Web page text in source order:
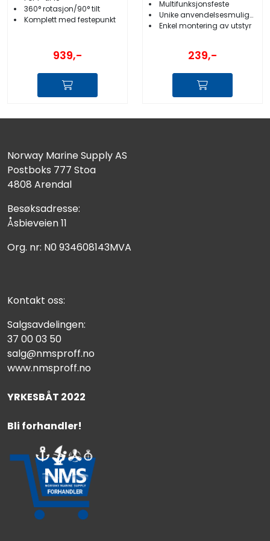
360° rotasjon/90° tilt
Komplett med festepunkt
939,-
Multifunksjonsfeste
Unike anvendelsesmuligheter
Enkel montering av utstyr
239,-
Norway Marine Supply AS
Postboks 777 Stoa
4808 Arendal
Besøksadresse:
Åsbieveien 11
Org. nr: N0 934608143MVA
Kontakt oss:
Salgsavdelingen:
37 00 03 50
salg@nmsproff.no
www.nmsproff.no
YRKESBÅT 2022
Bli forhandler!